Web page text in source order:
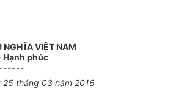
NGHĨA VIỆT NAM
Hạnh phúc
25 tháng 03 năm 2016